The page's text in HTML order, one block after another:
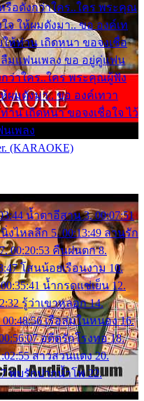
รือดังกว่าใคร..ใคร พระคุณ
จ ให้ผมดังมา.. ขอ องค์เท
ห้ท่าน เถิดหนา ขอจงเชื่อ
ลืมแฟนเพลง ขอ อยู่คู่แฟน
กว่าใคร..ใคร พระคุณผู้ฟัง
ผมดังมา.. ขอ องค์เทวา
น เถิดหนา ขอจงเชื่อใจ ไว้
เพลง
(KARAOKE)
น้ำตาอีสาน 3. 00:07:51
งไหลลึก 5. 00:13:49 ลานรัก
00:20:53 คืนฝนตก 8.
โสนน้อยเรือนงาม 10.
น้ำกรดแช่เย็น 12.
รู้ว่าเขาหลอก 14.
เรือล่มในหนอง 16.
อดีตรักโรงทอ 18.
สาวสวนแตง 20.
พบรักปากน้ำโพ 22.